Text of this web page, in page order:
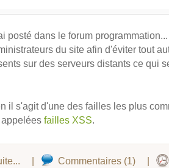
posté dans le forum
du site afin d'éviter tout
sur des serveurs distants ce qui
il s'agit d'une des failles les plus
failles XSS.
Commentaires (1)